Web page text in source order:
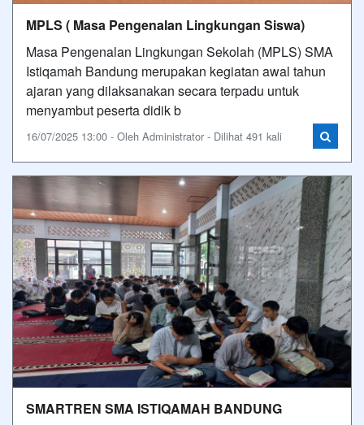
MPLS ( Masa Pengenalan Lingkungan Siswa)
Masa Pengenalan Lingkungan Sekolah (MPLS) SMA
Istiqamah Bandung merupakan kegiatan awal tahun
ajaran yang dilaksanakan secara terpadu untuk
menyambut peserta didik b
16/07/2025 13:00 - Oleh Administrator - Dilihat 491 kali
SMARTREN SMA ISTIQAMAH BANDUNG